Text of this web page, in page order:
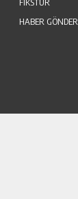
HABER GÖNDER